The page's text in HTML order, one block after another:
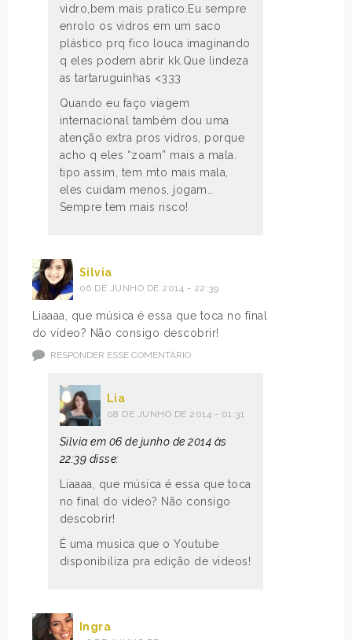
vidro,bem mais pratico.Eu sempre
enrolo os vidros em um saco
plástico prq fico louca imaginando
q eles podem abrir kk.Que lindeza
as tartaruguinhas <333
Quando eu faço viagem
internacional também dou uma
atenção extra pros vidros, porque
acho q eles “zoam” mais a mala.
tipo assim, tem mto mais mala,
eles cuidam menos, jogam…
Sempre tem mais risco!
Silvia
06 DE JUNHO DE 2014 - 22:39
Liaaaa, que música é essa que toca no final
do vídeo? Não consigo descobrir!
RESPONDER ESSE COMENTÁRIO
Lia
08 DE JUNHO DE 2014 - 01:31
Silvia em 06 de junho de 2014 às
22:39 disse:
Liaaaa, que música é essa que toca
no final do vídeo? Não consigo
descobrir!
É uma musica que o Youtube
disponibiliza pra edição de videos!
Ingra